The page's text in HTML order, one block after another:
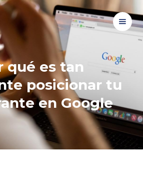
qué es tan
posicionar tu
en Google